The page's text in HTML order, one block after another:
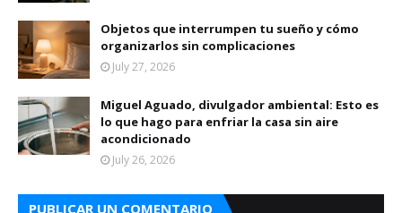
Objetos que interrumpen tu sueño y cómo
organizarlos sin complicaciones
July 27, 2026
Miguel Aguado, divulgador ambiental: Esto es
lo que hago para enfriar la casa sin aire
acondicionado
July 26, 2026
PUBLICAR UN COMENTARIO